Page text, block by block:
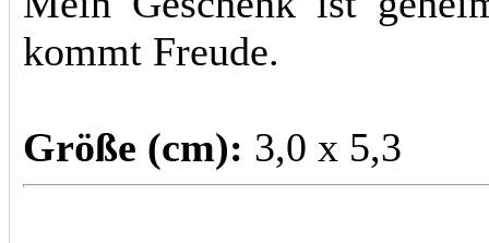
kommt Freude.
Größe (cm): 3,0 x 5,3